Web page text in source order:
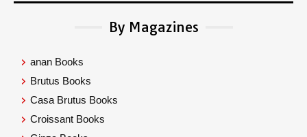
By Magazines
anan Books
Brutus Books
Casa Brutus Books
Croissant Books